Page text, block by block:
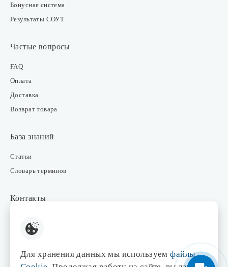
Бонусная система
Результаты СОУТ
Частые вопросы
FAQ
Оплата
Доставка
Возврат товара
База знаний
Статьи
Словарь терминов
Контакты
Интернет-магазин
Отдел маркетинга
Для хранения данных мы используемфайлы